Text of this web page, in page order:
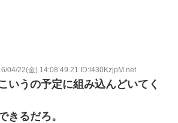
04/22(金) 14:08:49.21 ID:l430KzjpM.net
いうの予定に組み込んどいてく
きるだろ。